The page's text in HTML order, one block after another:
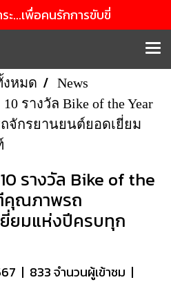
ะ...เพื่อคนรักการขับขี่
หมด
News
รางวัล Bike of the Year
จักรยานยนต์ยอดเยี่ยม
รางวัล Bike of the
คุณภาพรถ
ยมแห่งปีครบทุก
| 833 จำนวนผู้เข้าชม |